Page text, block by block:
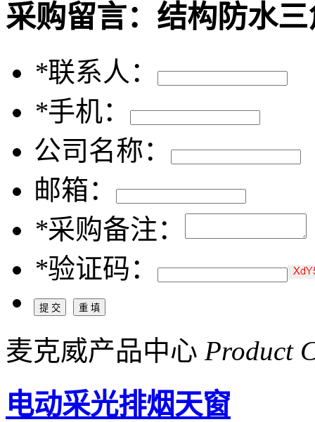
采购留言： 结构防水
*联系人：
*手机：
公司名称：
邮箱：
*采购备注：
*验证码：
麦克威产品中心 Product
电动采光排烟天窗